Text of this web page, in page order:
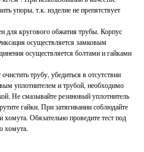
упоры, т.к. изделие не препятствует
для кругового обжатия трубы. Корпус
осуществляется замковым
осуществляется болтами и гайками
трубу, убедиться в отсутствии
уплотнителем и трубой, необходимо
Не смазывайте резиновый уплотнитель
гайки. При затягивании соблюдайте
Обязательно проведите тест под
хомута.